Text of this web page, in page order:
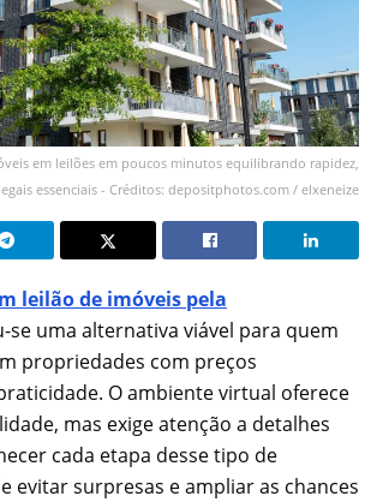
em leilões em poucos minutos equilibrando rapidez,
essenciais - Créditos: depositphotos.com / elxeneize
leilão de imóveis pela
se uma alternativa viável para quem
propriedades com preços
O ambiente virtual oferece
mas exige atenção a detalhes
cada etapa desse tipo de
evitar surpresas e ampliar as chances